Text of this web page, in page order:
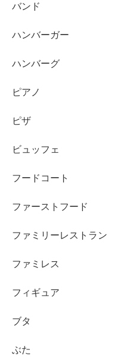
バンド
ハンバーガー
ハンバーグ
ピアノ
ピザ
ビュッフェ
フードコート
ファーストフード
ファミリーレストラン
ファミレス
フィギュア
ブタ
ぶた